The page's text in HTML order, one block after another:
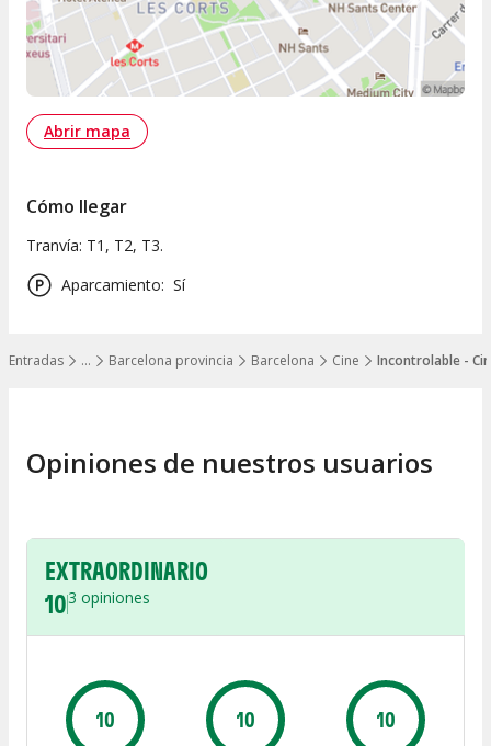
…
Mostrar todos los niveles
Entradas Barcelona provincia Barcelona Cine Incontrolable -
Abrir mapa
Cómo llegar
Tranvía: T1, T2, T3.
Aparcamiento: Sí
Opiniones de nuestros usuarios
EXTRAORDINARIO
103 opiniones
10 10 10